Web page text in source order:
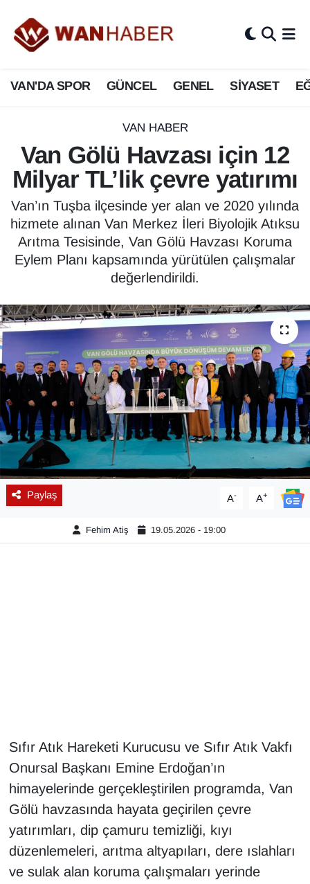
VAN'DA SPOR GÜNCEL GENEL SİYASET
VAN HABER
Van Gölü Havzası için 12
Milyar TL’lik çevre yatırımı
Van’ın Tuşba ilçesinde yer alan ve 2020 yılında
hizmete alınan Van Merkez İleri Biyolojik Atıksu
Arıtma Tesisinde, Van Gölü Havzası Koruma
Eylem Planı kapsamında yürütülen çalışmalar
değerlendirildi.
Paylaş A- A+
Fehim Atiş 19.05.2026 - 19:00
Sıfır Atık Hareketi Kurucusu ve Sıfır Atık Vakfı
Onursal Başkanı Emine Erdoğan’ın
himayelerinde gerçekleştirilen programda, Van
Gölü havzasında hayata geçirilen çevre
yatırımları, dip çamuru temizliği, kıyı
düzenlemeleri, arıtma altyapıları, dere ıslahları
ve sulak alan koruma çalışmaları yerinde
3.SAYFA
ASAYİŞ
BİLİM VE TEKNOLOJİ
Biyografi
Bölge Haberleri
ÇEVRE
Deprem
Diğer
DÜNYA
EĞİTİM
EKONOMİ
Eleman
En çok konuşulanlar
Kadın
Kamu Alımları
Kim Kimdir?
Van Nöbetçi Eczaneler
Van Hava Durumu
Van Namaz Vakitleri
Van Trafik Yoğunluk Haritası
Süper Lig Puan Durumu ve Fikstür
Tüm Manşetler
Son Dakika Haberleri